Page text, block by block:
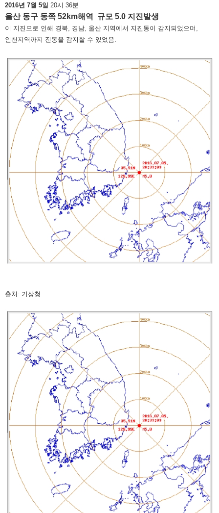
2016년 7월 5일 20시 36분
울산 동구 동쪽 52km해역 규모 5.0 지진발생
이 지진으로 인해 경북, 경남, 울산 지역에서 지진동이 감지되었으며,
인천지역까지 진동을 감지할 수 있었음.
출처: 기상청